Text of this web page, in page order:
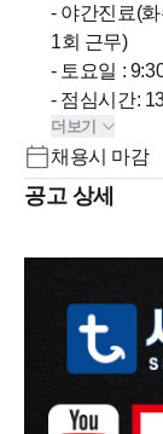
- 야간진료(화수) : 9:30 ~
1회 근무)
- 토요일 :
- 점심시간: 13:00-14:00
- 공휴일,일요
- 근무시간 협
- 야간근무자
더보기
채용시 마감
공고 상세